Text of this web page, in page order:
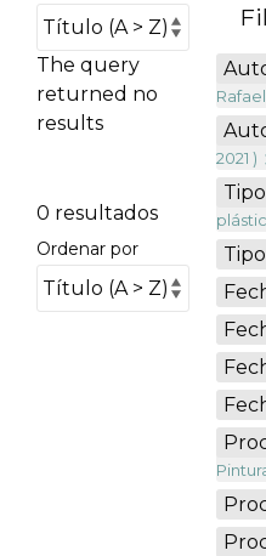
The query
returned no
results
0 resultados
Ordenar por
Rafael
2021 )